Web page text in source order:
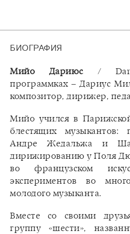
БИОГРАФИЯ
Мийо Дариюс/
программках – Дариус
композитор, дирижер,
Мийо учился в
блестящих
Андре Жедальжа и
дирижированию у Поля
во французском
экспериментов во
молодого музыканта.
Вместе со своими
группу «шести»,